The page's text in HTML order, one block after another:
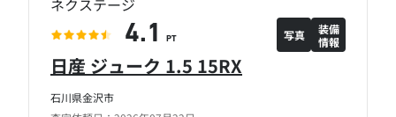
石川県金沢市
日産 ジューク 1.5 15RX
ネクステージ
4.1 PT 写真
装備
情報